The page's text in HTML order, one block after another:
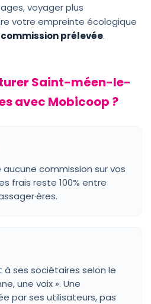
voyager plus
votre empreinte écologique
prélevée.
Saint-méen-le-
avec Mobicoop ?
commission sur vos
frais reste 100% entre
ses sociétaires selon le
une voix ». Une
par ses utilisateurs, pas